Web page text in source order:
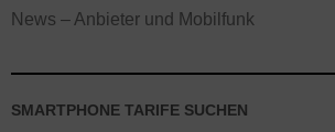
News – Anbieter und Mobilfunk
SMARTPHONE TARIFE SUCHEN